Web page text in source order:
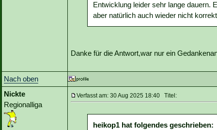
Entwicklung leider sehr lange dauern.
aber natürlich auch wieder nicht
Danke für die Antwort,war nur ein
Nach oben
Nickte
Regionalliga
Verfasst am: 30 Aug 2025 18:40 Titel:
heikop1 hat folgendes geschrieben: